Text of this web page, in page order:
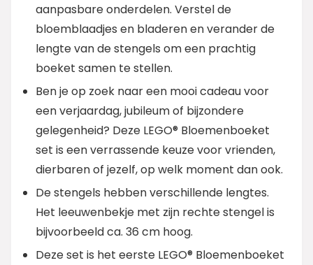
aanpasbare onderdelen. Verstel de
bloemblaadjes en bladeren en verander de
lengte van de stengels om een prachtig
boeket samen te stellen.
Ben je op zoek naar een mooi cadeau voor
een verjaardag, jubileum of bijzondere
gelegenheid? Deze LEGO® Bloemenboeket
set is een verrassende keuze voor vrienden,
dierbaren of jezelf, op welk moment dan ook.
De stengels hebben verschillende lengtes.
Het leeuwenbekje met zijn rechte stengel is
bijvoorbeeld ca. 36 cm hoog.
Deze set is het eerste LEGO® Bloemenboeket